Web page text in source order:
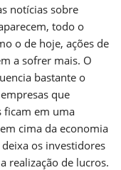
notícias sobre
todo o
o de hoje, ações de
a sofrer mais. O
bastante o
que
ficam em uma
cima da economia
os investidores
realização de lucros.